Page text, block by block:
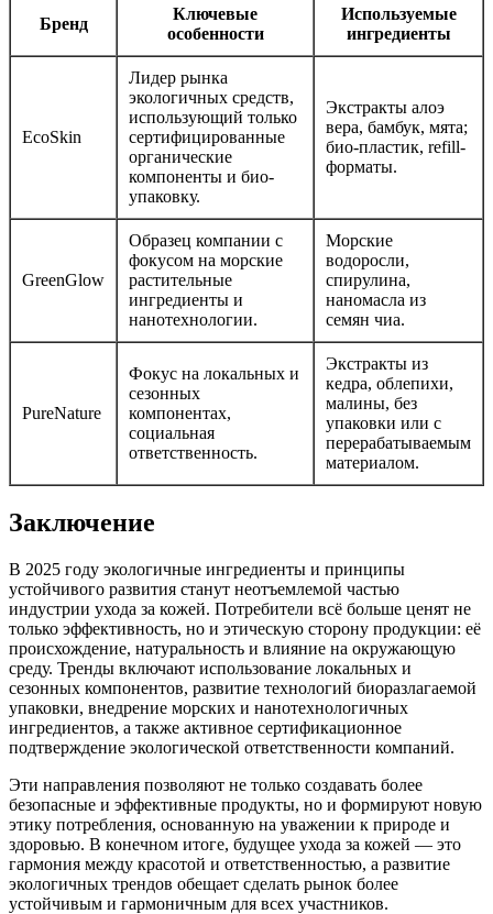
Бренд
Ключевые
особенности
Используемые
ингредиенты
EcoSkin
Лидер рынка
экологичных средств,
использующий только
сертифицированные
органические
компоненты и био-
упаковку.
Экстракты алоэ
вера, бамбук, мята;
био-пластик, refill-
форматы.
GreenGlow
Образец компании с
фокусом на морские
растительные
ингредиенты и
нанотехнологии.
Морские
водоросли,
спирулина,
наномасла из
семян чиа.
PureNature
Фокус на локальных и
сезонных
компонентах,
социальная
ответственность.
Экстракты из
кедра, облепихи,
малины, без
упаковки или с
перерабатываемым
материалом.
Заключение
В 2025 году экологичные ингредиенты и принципы
устойчивого развития станут неотъемлемой частью
индустрии ухода за кожей. Потребители всё больше ценят не
только эффективность, но и этическую сторону продукции: её
происхождение, натуральность и влияние на окружающую
среду. Тренды включают использование локальных и
сезонных компонентов, развитие технологий биоразлагаемой
упаковки, внедрение морских и нанотехнологичных
ингредиентов, а также активное сертификационное
подтверждение экологической ответственности компаний.
Эти направления позволяют не только создавать более
безопасные и эффективные продукты, но и формируют новую
этику потребления, основанную на уважении к природе и
здоровью. В конечном итоге, будущее ухода за кожей — это
гармония между красотой и ответственностью, а развитие
экологичных трендов обещает сделать рынок более
устойчивым и гармоничным для всех участников.